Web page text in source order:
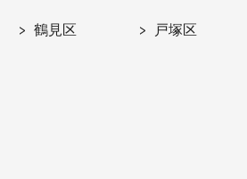
鶴見区 戸塚区